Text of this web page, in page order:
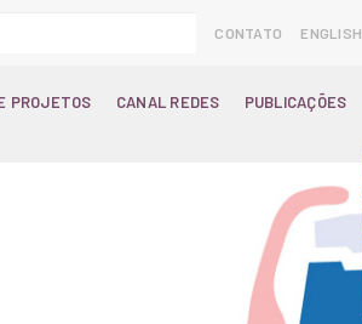
CONTATO ENGLISH
PROJETOS CANAL REDES PUBLICAÇÕES